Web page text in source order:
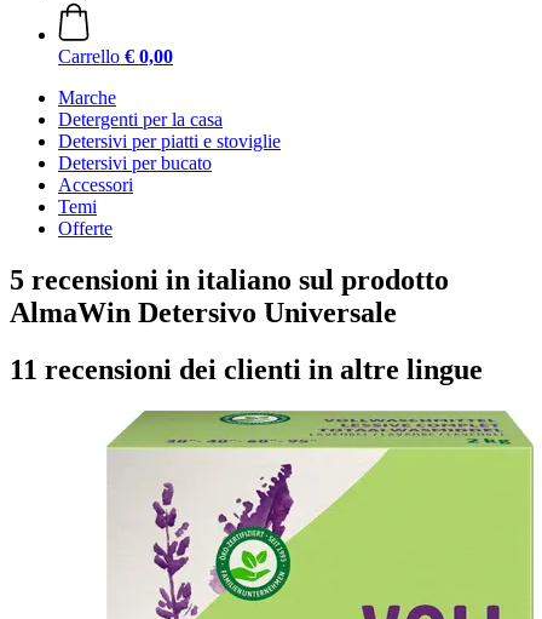
Carrello € 0,00
Marche
Detergenti per la casa
Detersivi per piatti e stoviglie
Detersivi per bucato
Accessori
Temi
Offerte
5 recensioni in italiano sul prodotto
AlmaWin Detersivo Universale
11 recensioni dei clienti in altre lingue